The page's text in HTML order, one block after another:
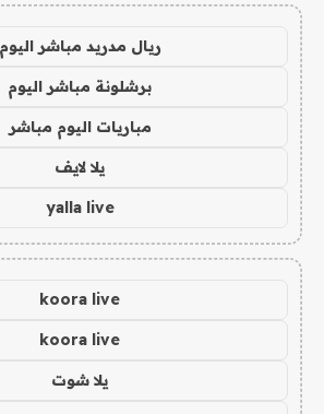
ريال مدريد مباشر اليوم
برشلونة مباشر اليوم
مباريات اليوم مباشر
يلا لايف
yalla live
koora live
koora live
يلا شوت